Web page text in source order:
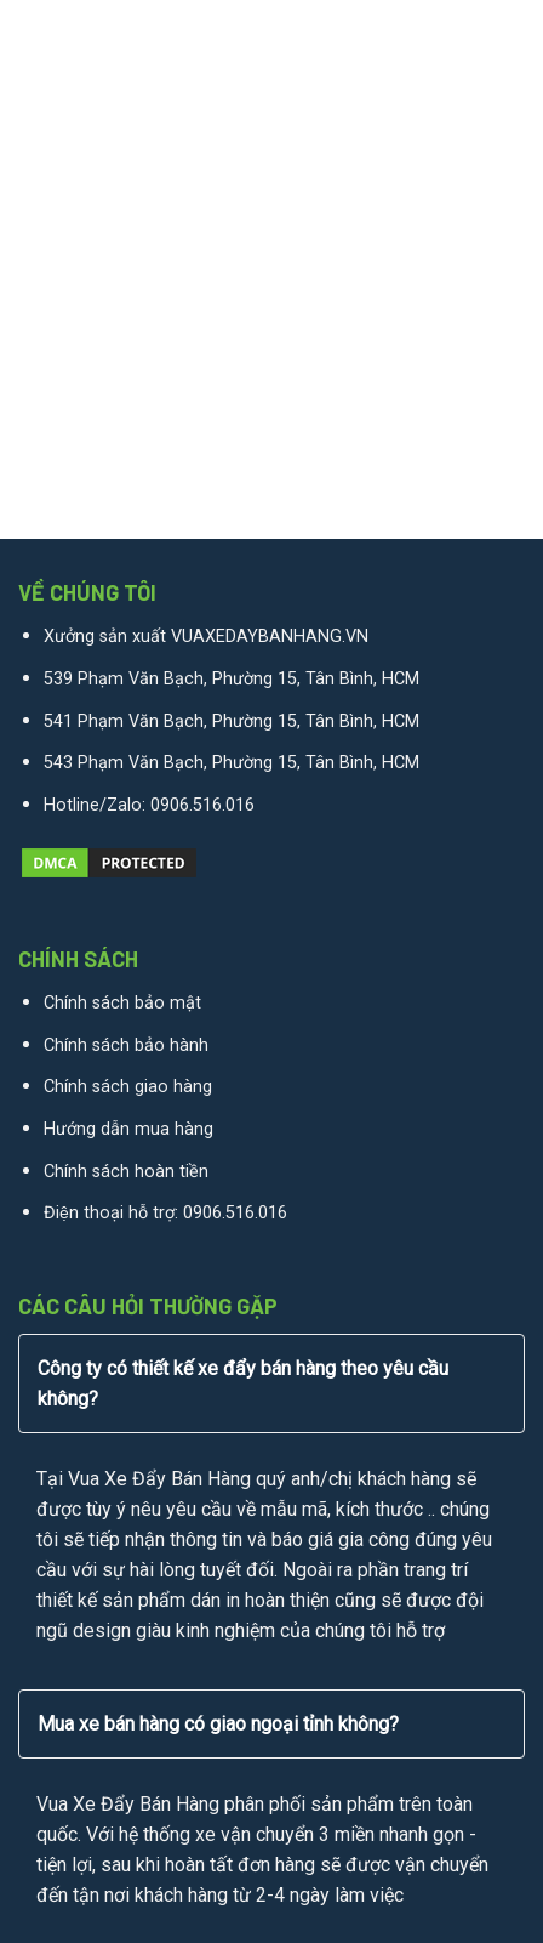
VỀ CHÚNG TÔI
Xưởng sản xuất VUAXEDAYBANHANG.VN
539 Phạm Văn Bạch, Phường 15, Tân Bình, HCM
541 Phạm Văn Bạch, Phường 15, Tân Bình, HCM
543 Phạm Văn Bạch, Phường 15, Tân Bình, HCM
Hotline/Zalo: 0906.516.016
CHÍNH SÁCH
Chính sách bảo mật
Chính sách bảo hành
Chính sách giao hàng
Hướng dẫn mua hàng
Chính sách hoàn tiền
Điện thoại hỗ trợ: 0906.516.016
CÁC CÂU HỎI THƯỜNG GẶP
Công ty có thiết kế xe đẩy bán hàng theo yêu cầu
không?
Tại Vua Xe Đẩy Bán Hàng quý anh/chị khách hàng sẽ
được tùy ý nêu yêu cầu về mẫu mã, kích thước .. chúng
tôi sẽ tiếp nhận thông tin và báo giá gia công đúng yêu
cầu với sự hài lòng tuyết đối. Ngoài ra phần trang trí
thiết kế sản phẩm dán in hoàn thiện cũng sẽ được đội
ngũ design giàu kinh nghiệm của chúng tôi hỗ trợ
Mua xe bán hàng có giao ngoại tỉnh không?
Vua Xe Đẩy Bán Hàng phân phối sản phẩm trên toàn
quốc. Với hệ thống xe vận chuyển 3 miền nhanh gọn -
tiện lợi, sau khi hoàn tất đơn hàng sẽ được vận chuyển
đến tận nơi khách hàng từ 2-4 ngày làm việc